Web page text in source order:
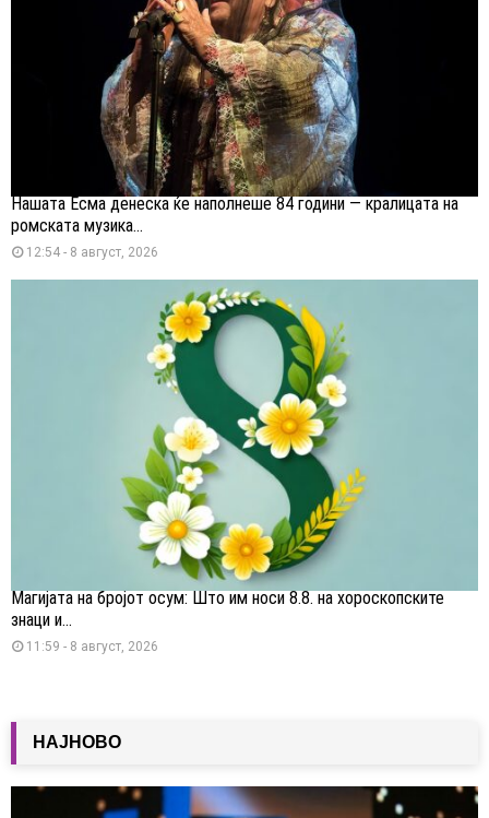
Нашата Есма денеска ќе наполнеше 84 години — кралицата на
ромската музика...
12:54 - 8 август, 2026
Магијата на бројот осум: Што им носи 8.8. на хороскопските
знаци и...
11:59 - 8 август, 2026
НАЈНОВО